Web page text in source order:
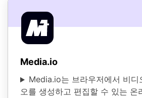
Media.io
Media.io는 브라우저에서 비디
오를 생성하고 편집할 수 있는 온